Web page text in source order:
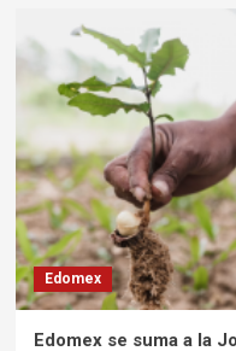
Edomex
Edomex se suma a la